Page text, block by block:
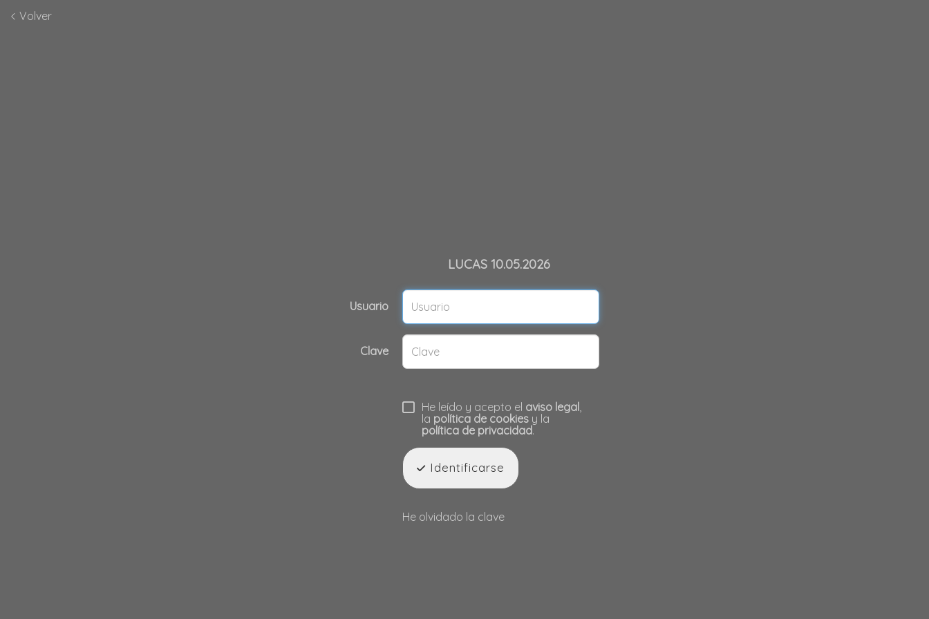
Volver
LUCAS 10.05.2026
Usuario
Clave
He leído y acepto el aviso legal
la política de cookies y la
política de privacidad.
Identificarse
He olvidado la clave